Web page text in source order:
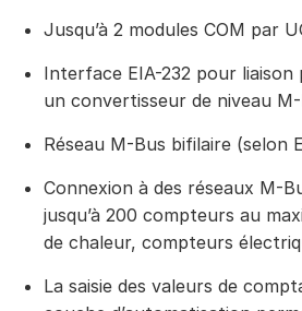
Jusqu’à 2 modules COM par
Interface EIA-232 pour
un convertisseur de niveau
Réseau M-Bus bifilaire (selon
Connexion à des réseaux M-
jusqu’à 200 compteurs au
de chaleur, compteurs
La saisie des valeurs de